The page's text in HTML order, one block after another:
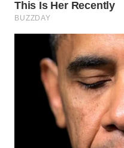
SAMOSIR
WN
PADANG
LAWAS